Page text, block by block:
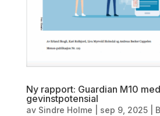
Ny rapport: Guardian M10
gevinstpotensial
av Sindre Holme sep 9, 2025|